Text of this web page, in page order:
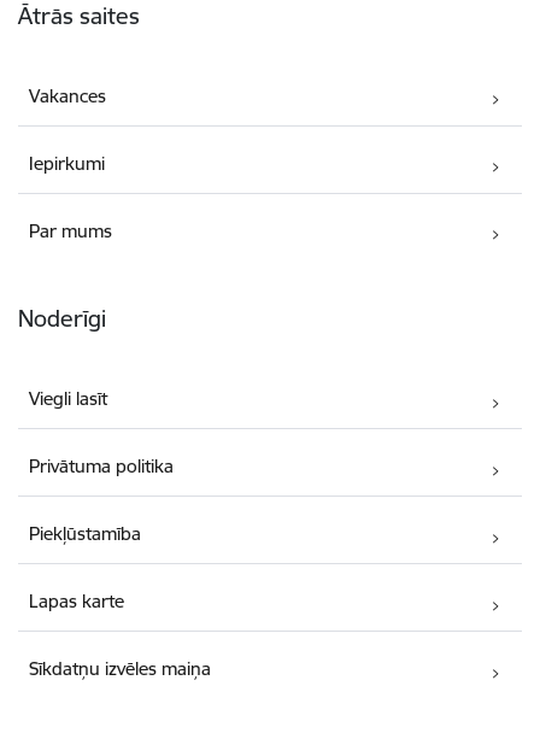
Ātrās saites
Vakances
Iepirkumi
Par mums
Noderīgi
Viegli lasīt
Privātuma politika
Piekļūstamība
Lapas karte
Sīkdatņu izvēles maiņa